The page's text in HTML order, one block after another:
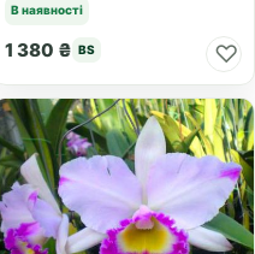
В наявності
1 380 ₴ BS ♡